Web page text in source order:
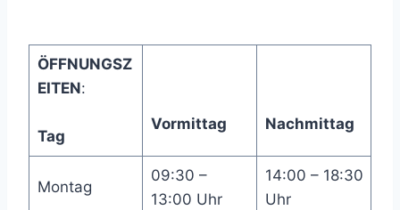
ÖFFNUNGSZ
EITEN:
Tag
Vormittag Nachmittag
Montag
09:30 –
13:00 Uhr
14:00 – 18:30
Uhr